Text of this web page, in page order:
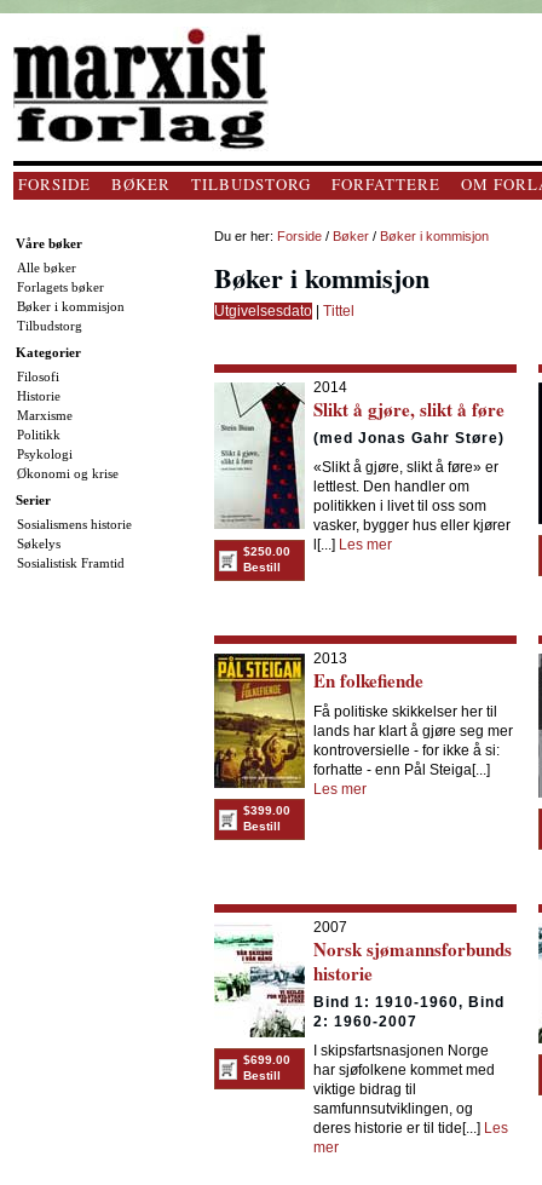
FORSIDE BØKER TILBUDSTORG FORFATTERE OM
Våre bøker
Alle bøker
Forlagets bøker
Bøker i kommisjon
Tilbudstorg
Kategorier
Filosofi
Historie
Marxisme
Politikk
Psykologi
Økonomi og krise
Serier
Sosialismens historie
Søkelys
Sosialistisk Framtid
Du er her: Forside / Bøker / Bøker i kommisjon
Bøker i kommisjon
Utgivelsesdato Tittel
$250.00
Bestill
2014
Slikt å gjøre, slikt å føre
(med Jonas Gahr Støre)
«Slikt å gjøre, slikt å føre» er
lettlest. Den handler om
politikken i livet til oss som
vasker, bygger hus eller kjører
l[...] Les mer
$399.00
Bestill
2013
En folkefiende
Få politiske skikkelser her til
lands har klart å gjøre seg mer
kontroversielle - for ikke å si:
forhatte - enn Pål Steiga[...]
Les mer
$699.00
Bestill
2007
Norsk sjømannsforbunds
historie
Bind 1: 1910-1960, Bind
2: 1960-2007
I skipsfartsnasjonen Norge
har sjøfolkene kommet med
viktige bidrag til
samfunnsutviklingen, og
deres historie er til tide[...] Les
mer